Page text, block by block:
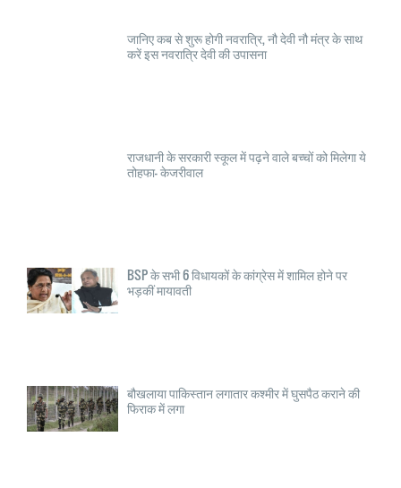
जानिए कब से शुरू होगी नवरात्रि, नौ देवी नौ मंत्र के साथ
करें इस नवरात्रि देवी की उपासना
राजधानी के सरकारी स्कूल में पढ़ने वाले बच्चों को मिलेगा ये
तोहफा- केजरीवाल
BSP के सभी 6 विधायकों के कांग्रेस में शामिल होने पर
भड़कीं मायावती
बौखलाया पाकिस्तान लगातार कश्मीर में घुसपैठ कराने की
फिराक में लगा